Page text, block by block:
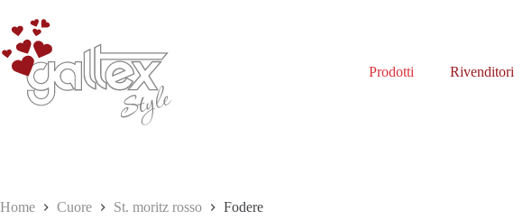
contenuto
Prodotti Rivenditori
Home Cuore St. moritz rosso Fodere